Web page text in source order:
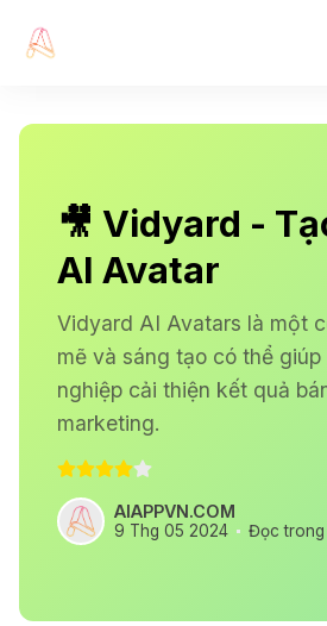
🎥 Vidyard -
AI Avatar
Vidyard AI Avatars là một
mẽ và sáng tạo có thể
nghiệp cải thiện kết quả
marketing.
AIAPPVN.COM
9 Thg 05 2024 Đọc trong